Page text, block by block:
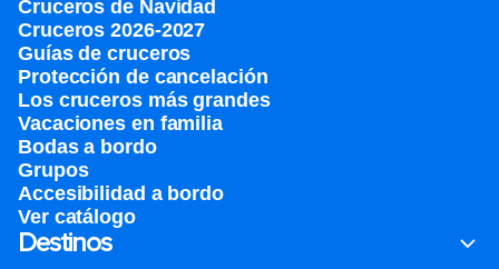
Cruceros de Navidad
Cruceros 2026-2027
Guías de cruceros
Protección de cancelación
Los cruceros más grandes
Vacaciones en familia
Bodas a bordo
Grupos
Accesibilidad a bordo
Ver catálogo
Destinos